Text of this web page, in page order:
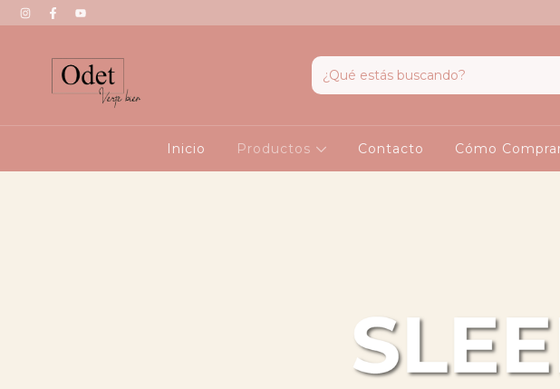
Inicio Productos Contacto Cómo